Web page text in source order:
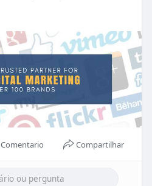
Comentario Compartilhar